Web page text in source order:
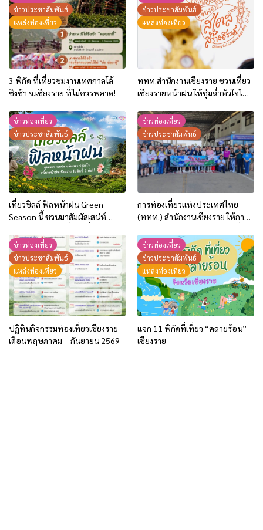
ข่าวประชาสัมพันธ์
แหล่งท่องเที่ยว
3 พิกัด ที่เที่ยวชมงานเทศกาลโล้
ชิงช้า จ.เชียงราย ที่ไม่ควรพลาด!
ข่าวประชาสัมพันธ์
แหล่งท่องเที่ยว
ททท.สำนักงานเชียงราย ชวนเที่ยว
เชียงรายหน้าฝน ให้ชุ่มฉ่ำหัวใจไป
ให้สนุก เก็บแสตมป์ครบ แล้วรับ
ของที่ระลึกสุดพิเศษ! ทันที
ข่าวท่องเที่ยว
ข่าวประชาสัมพันธ์
เที่ยวชิลล์ ฟิลหน้าฝน Green
Season นี้ ชวนมาสัมผัสเสน่ห์
รับสิทธิพิเศษ 2 ต่อ!!
ข่าวท่องเที่ยว
ข่าวประชาสัมพันธ์
การท่องเที่ยวแห่งประเทศไทย
(ททท.) สำนักงานเชียงราย ให้การ
จากจีน เดินทางท่องเที่ยวเชื่อมโยง
ทั่วไทย ผ่านด่านเชียงของ
จ.เชียงราย ระหว่างวันที่ 21 พ.ค.-5
มิ.ย.69
ข่าวท่องเที่ยว
ข่าวประชาสัมพันธ์
แหล่งท่องเที่ยว
ปฏิทินกิจกรรมท่องเที่ยวเชียงราย
เดือนพฤษภาคม – กันยายน 2569
ข่าวท่องเที่ยว
ข่าวประชาสัมพันธ์
แหล่งท่องเที่ยว
แจก 11 พิกัดที่เที่ยว “คลายร้อน”
เชียงราย